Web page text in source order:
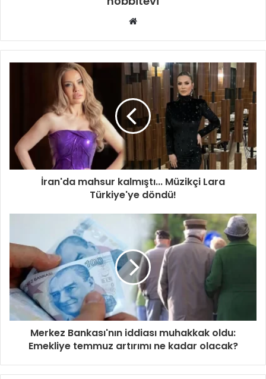
Web
İran'da mahsur kalmıştı... Müzikçi Lara
Türkiye'ye döndü!
Merkez Bankası'nın iddiası muhakkak oldu:
Emekliye temmuz artırımı ne kadar olacak?